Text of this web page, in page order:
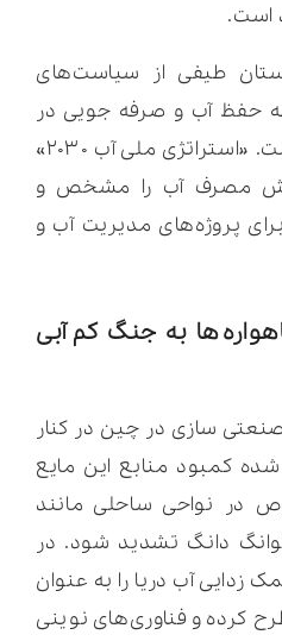
است.
طیفی از سیاست‌های
حفظ آب و صرفه جویی در
مصرف آن به کار گرفته است. «استراتژی ملی آب ۲۰۳۰»
مصرف آب را مشخص و
پروژه‌های مدیریت آب و
به جنگ کم آبی
سازی در چین در کنار
کمبود منابع این مایع
در نواحی ساحلی مانند
دانگ تشدید شود. در
زدایی آب دریا را به عنوان
کرده و فناوری‌های نوینی